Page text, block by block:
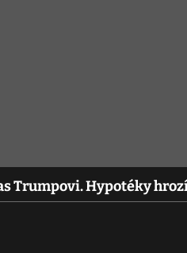
Trumpovi. Hypotéky